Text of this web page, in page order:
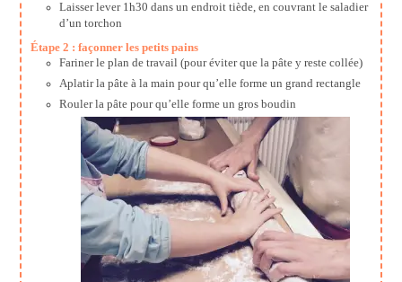
Laisser lever 1h30 dans un endroit tiède, en couvrant le saladier
d’un torchon
Étape 2 : façonner les petits pains
Fariner le plan de travail (pour éviter que la pâte y reste collée)
Aplatir la pâte à la main pour qu’elle forme un grand rectangle
Rouler la pâte pour qu’elle forme un gros boudin